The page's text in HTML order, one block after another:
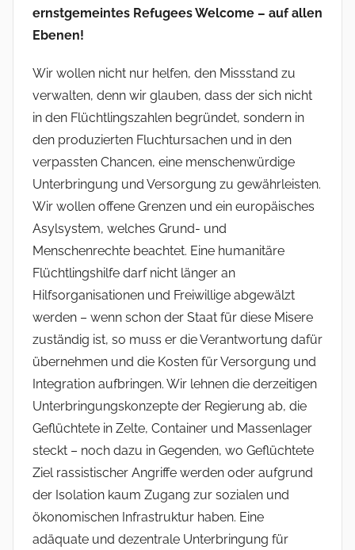
o
ernstgemeintes Refugees Welcome – auf allen
Ebenen!
Wir wollen nicht nur helfen, den Missstand zu
verwalten, denn wir glauben, dass der sich nicht
in den Flüchtlingszahlen begründet, sondern in
den produzierten Fluchtursachen und in den
verpassten Chancen, eine menschenwürdige
Unterbringung und Versorgung zu gewährleisten.
Wir wollen offene Grenzen und ein europäisches
Asylsystem, welches Grund- und
Menschenrechte beachtet. Eine humanitäre
Flüchtlingshilfe darf nicht länger an
Hilfsorganisationen und Freiwillige abgewälzt
werden – wenn schon der Staat für diese Misere
zuständig ist, so muss er die Verantwortung dafür
übernehmen und die Kosten für Versorgung und
Integration aufbringen. Wir lehnen die derzeitigen
Unterbringungskonzepte der Regierung ab, die
Geflüchtete in Zelte, Container und Massenlager
steckt – noch dazu in Gegenden, wo Geflüchtete
Ziel rassistischer Angriffe werden oder aufgrund
der Isolation kaum Zugang zur sozialen und
ökonomischen Infrastruktur haben. Eine
adäquate und dezentrale Unterbringung für